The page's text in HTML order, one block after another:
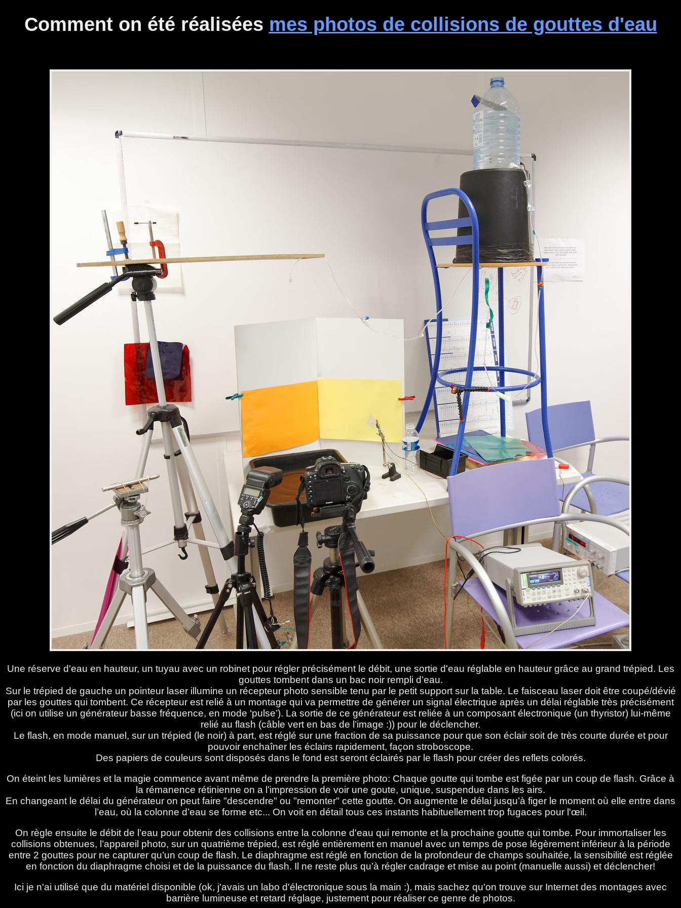
Comment on été réalisées mes photos de collisions de gouttes d'eau
Une réserve d'eau en hauteur, un tuyau avec un robinet pour régler précisément le débit, une sortie d'eau réglable en hauteur grâce au grand trépied. Les
gouttes tombent dans un bac noir rempli d’eau.
Sur le trépied de gauche un pointeur laser illumine un récepteur photo sensible tenu par le petit support sur la table. Le faisceau laser doit être coupé/dévié
par les gouttes qui tombent. Ce récepteur est relié à un montage qui va permettre de générer un signal électrique après un délai réglable très précisément
(ici on utilise un générateur basse fréquence, en mode ‘pulse’). La sortie de ce générateur est reliée à un composant électronique (un thyristor) lui-même
relié au flash (câble vert en bas de l’image :)) pour le déclencher.
Le flash, en mode manuel, sur un trépied (le noir) à part, est réglé sur une fraction de sa puissance pour que son éclair soit de très courte durée et pour
pouvoir enchaîner les éclairs rapidement, façon stroboscope.
Des papiers de couleurs sont disposés dans le fond est seront éclairés par le flash pour créer des reflets colorés.
On éteint les lumières et la magie commence avant même de prendre la première photo: Chaque goutte qui tombe est figée par un coup de flash. Grâce à
la rémanence rétinienne on a l’impression de voir une goute, unique, suspendue dans les airs.
En changeant le délai du générateur on peut faire "descendre" ou "remonter" cette goutte. On augmente le délai jusqu’à figer le moment où elle entre dans
l’eau, où la colonne d’eau se forme etc... On voit en détail tous ces instants habituellement trop fugaces pour l'œil.
On règle ensuite le débit de l’eau pour obtenir des collisions entre la colonne d'eau qui remonte et la prochaine goutte qui tombe. Pour immortaliser les
collisions obtenues, l’appareil photo, sur un quatrième trépied, est réglé entièrement en manuel avec un temps de pose légèrement inférieur à la période
entre 2 gouttes pour ne capturer qu’un coup de flash. Le diaphragme est réglé en fonction de la profondeur de champs souhaitée, la sensibilité est réglée
en fonction du diaphragme choisi et de la puissance du flash. Il ne reste plus qu’à régler cadrage et mise au point (manuelle aussi) et déclencher!
Ici je n'ai utilisé que du matériel disponible (ok, j'avais un labo d'électronique sous la main :), mais sachez qu'on trouve sur Internet des montages avec
barrière lumineuse et retard réglage, justement pour réaliser ce genre de photos.